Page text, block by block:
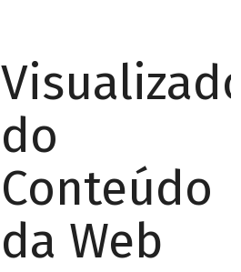
Visualizador
do
Conteúdo
da Web